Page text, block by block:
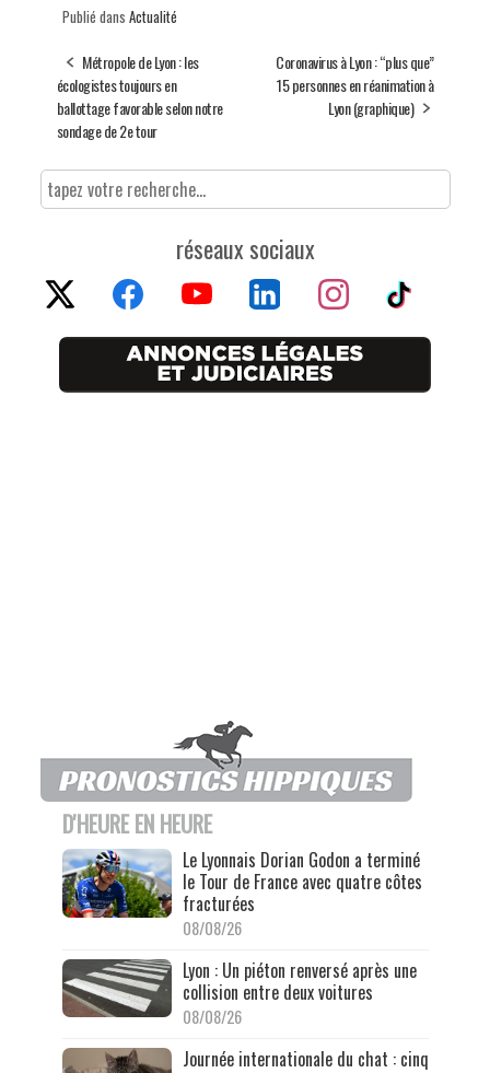
Publié dans Actualité
Métropole de Lyon : les
écologistes toujours en
ballottage favorable selon notre
sondage de 2e tour
Coronavirus à Lyon : “plus que”
15 personnes en réanimation à
Lyon (graphique)
réseaux sociaux
D'HEURE EN HEURE
Le Lyonnais Dorian Godon a terminé
le Tour de France avec quatre côtes
fracturées
08/08/26
Lyon : Un piéton renversé après une
collision entre deux voitures
08/08/26
Journée internationale du chat : cinq